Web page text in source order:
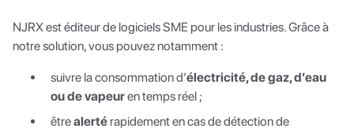
NJRX est éditeur de logiciels SME pour les industries. Grâce à
notre solution, vous pouvez notamment :
suivre la consommation d’électricité, de gaz, d’eau
ou de vapeuren temps réel ;
êtrealerté rapidement en cas de détection de